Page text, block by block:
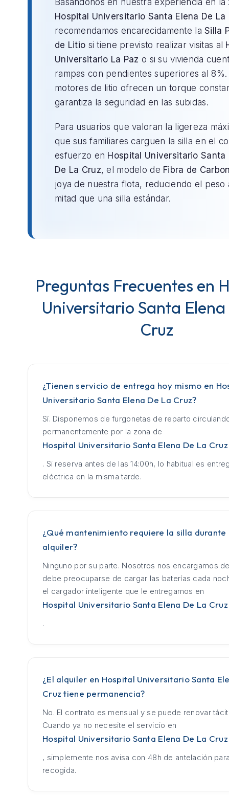
Hospital Universitario Santa Elena De La
recomendamos encarecidamente laSilla
de Litio si tiene previsto realizar visitas al
Universitario La Paz o si su vivienda
rampas con pendientes superiores al 8%.
motores de litio ofrecen un torque
garantiza la seguridad en las subidas.
Para usuarios que valoran la ligereza
que sus familiares carguen la silla en el
esfuerzo en Hospital Universitario Santa
De La Cruz, el modelo de Fibra de
joya de nuestra flota, reduciendo el peso
mitad que una silla estándar.
Preguntas Frecuentes en
Universitario Santa
Cruz
¿Tienen servicio de entrega hoy mismo en
Universitario Santa Elena De La Cruz?
Sí. Disponemos de furgonetas de reparto
permanentemente por la zona de
Hospital Universitario Santa Elena De La Cruz
. Si reserva antes de las 14:00h, lo habitual es
eléctrica en la misma tarde.
¿Qué mantenimiento requiere la silla durante
alquiler?
Ninguno por su parte. Nosotros nos encargamos
debe preocuparse de cargar las baterías cada
el cargador inteligente que le entregamos en
Hospital Universitario Santa Elena De La Cruz
.
¿El alquiler en Hospital Universitario Santa
Cruz tiene permanencia?
No. El contrato es mensual y se puede renovar
Cuando ya no necesite el servicio en
Hospital Universitario Santa Elena De La Cruz
, simplemente nos avisa con 48h de antelación
recogida.